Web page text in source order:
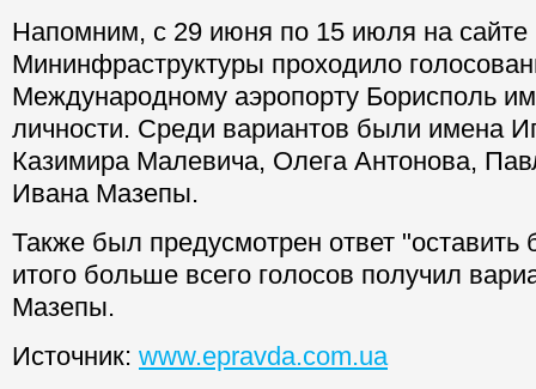
Напомним, с 29 июня по 15 июля на сайте
Мининфраструктуры проходило
Международному аэропорту Борисполь
личности. Среди вариантов были имена
Казимира Малевича, Олега Антонова,
Ивана Мазепы.
Также был предусмотрен ответ "оставить
итого больше всего голосов получил
Мазепы.
Источник: www.epravda.com.ua